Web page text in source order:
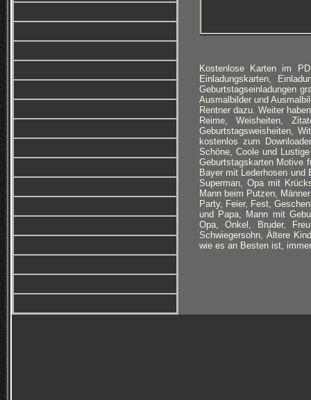
Kostenlose Karten im
Einladungskarten,
Geburtstagseinladungen
Ausmalbilder und
Rentner dazu. Weiter
Reime, Weisheiten,
Geburtstagsweisheiten,
kostenlos zum
Schöne, Coole und
Geburtstagskarten Motive
Bayer mit Lederhosen und
Superman, Opa mit
Mann beim Putzen,
Party, Feier, Fest,
und Papa, Mann mit
Opa, Onkel, Bruder,
Schwiegersohn, Ältere
wie es an Besten ist,